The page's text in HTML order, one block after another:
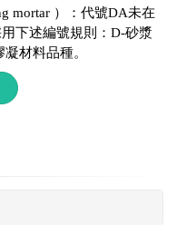
mortar ）：代號DA未在
下述編號規則：D-砂漿
材料品種。